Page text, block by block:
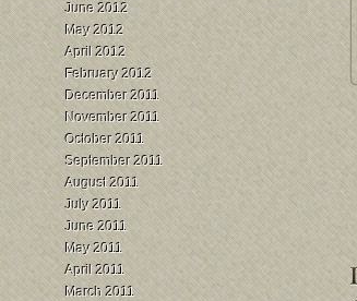
June 2012
May 2012
April 2012
February 2012
December 2011
November 2011
October 2011
September 2011
August 2011
July 2011
June 2011
May 2011
April 2011
March 2011